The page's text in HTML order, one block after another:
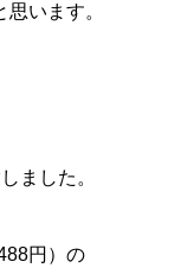
います。
ました。
円）の